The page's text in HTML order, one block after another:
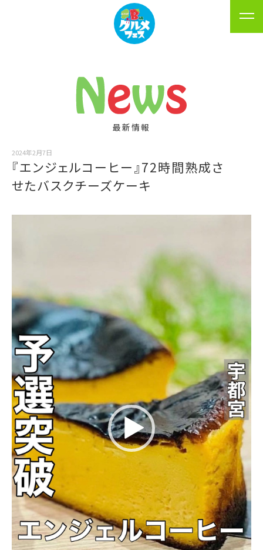
最新情報
2024年2月7日
『エンジェルコーヒー』72時間熟成さ
せたバスクチーズケーキ
ヤ
ー